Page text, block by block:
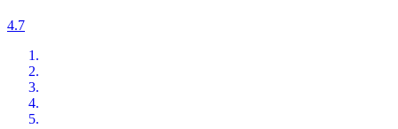
4.7